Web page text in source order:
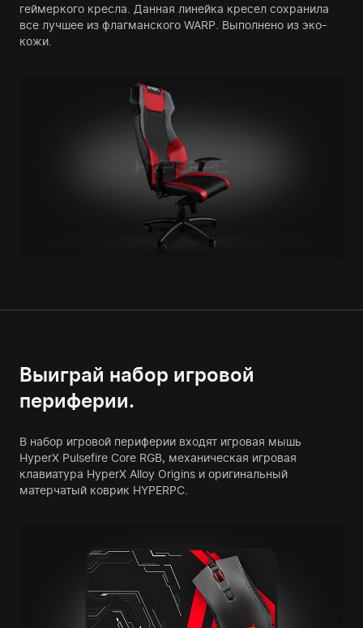
геймеркого кресла. Данная линейка кресел сохранила
все лучшее из флагманского WARP. Выполнено из эко-
кожи.
Выиграй набор игровой
периферии.
В набор игровой периферии входят игровая мышь
HyperX Pulsefire Core RGB, механическая игровая
клавиатура HyperX Alloy Origins и оригинальный
матерчатый коврик HYPERPC.